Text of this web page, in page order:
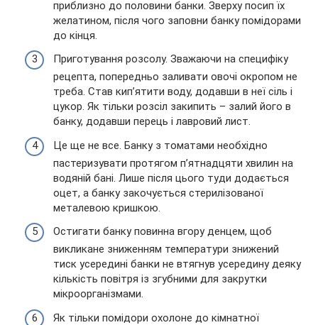
приблизно до половини банки. Зверху посип їх
желатином, після чого заповни банку помідорами
до кінця.
Приготування розсолу. Зважаючи на специфіку
рецепта, попередньо заливати овочі окропом не
треба. Став кип’ятити воду, додавши в неї сіль і
цукор. Як тільки розсіл закипить – залий його в
банку, додавши перець і лавровий лист.
Це ще не все. Банку з томатами необхідно
пастеризувати протягом п’ятнадцяти хвилин на
водяній бані. Лише після цього туди додається
оцет, а банку закочується стерилізованої
металевою кришкою.
Остигати банку повинна вгору денцем, щоб
викликане зниженням температури знижений
тиск усередині банки не втягнув усередину деяку
кількість повітря із згубними для закрутки
мікроорганізмами.
Як тільки помідори охолоне до кімнатної